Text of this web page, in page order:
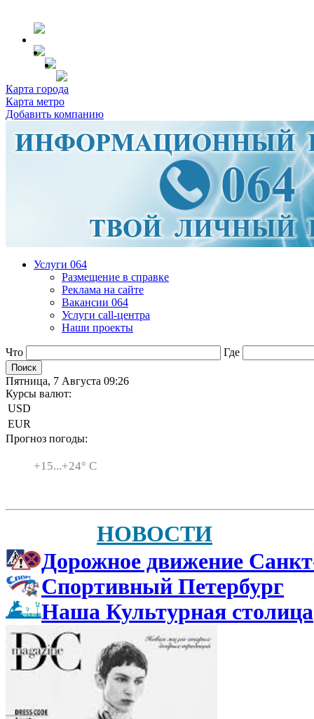
Карта города
Карта метро
Добавить компанию
Услуги 064
Размещение в справке
Реклама на сайте
Вакансии 064
Услуги call-центра
Наши проекты
Что Где
Пятница, 7 Августа 09:26
Курсы валют:
USD
EUR
Прогноз погоды:
+15...+24° C
НОВОСТИ
Дорожное движение
Спортивный Петербург
Наша Культурная столица